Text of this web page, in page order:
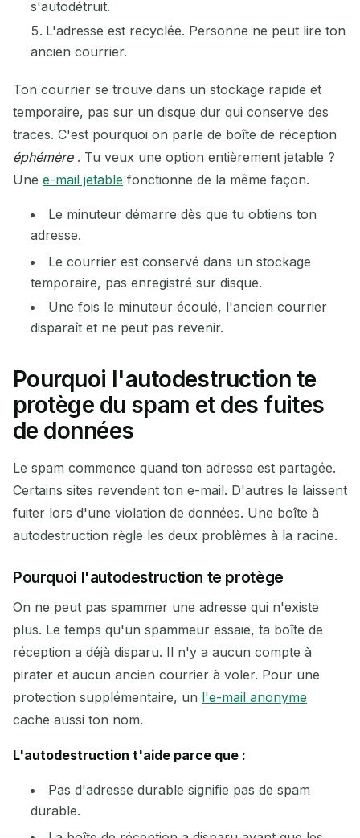
s'autodétruit.
L'adresse est recyclée. Personne ne peut lire ton
ancien courrier.
Ton courrier se trouve dans un stockage rapide et
temporaire, pas sur un disque dur qui conserve des
traces. C'est pourquoi on parle de boîte de réception
éphémère. Tu veux une option entièrement jetable ?
Une e-mail jetable fonctionne de la même façon.
Le minuteur démarre dès que tu obtiens ton
adresse.
Le courrier est conservé dans un stockage
temporaire, pas enregistré sur disque.
Une fois le minuteur écoulé, l'ancien courrier
disparaît et ne peut pas revenir.
Pourquoi l'autodestruction te
protège du spam et des fuites
de données
Le spam commence quand ton adresse est partagée.
Certains sites revendent ton e-mail. D'autres le laissent
fuiter lors d'une violation de données. Une boîte à
autodestruction règle les deux problèmes à la racine.
Pourquoi l'autodestruction te protège
On ne peut pas spammer une adresse qui n'existe
plus. Le temps qu'un spammeur essaie, ta boîte de
réception a déjà disparu. Il n'y a aucun compte à
pirater et aucun ancien courrier à voler. Pour une
protection supplémentaire, un l'e-mail anonyme
cache aussi ton nom.
L'autodestruction t'aide parce que :
Pas d'adresse durable signifie pas de spam
durable.